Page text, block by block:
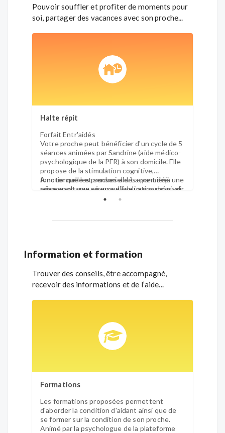
Pouvoir souffler et profiter de moments pour
soi, partager des vacances avec son proche...
Halte répit
Forfait Entr'aidés
Votre proche peut bénéficier d'un cycle de 5
séances animées par Sandrine (aide médico-
psychologique de la PFR) à son domicile. Elle
propose de la stimulation cognitive,
fonctionnelle et sensorielle. La première
séance est une séance d'évaluation pour voir
si cela est adapté à votre proche et s'il
A noter que les proches aidés ayant déjà une
prise en charge en accueil de jour ou hôpital
de jour ne peuvent bénéficier de cette
Information et formation
Trouver des conseils, être accompagné,
recevoir des informations et de l’aide...
Formations
Les formations proposées permettent
d'aborder la condition d'aidant ainsi que de
se former sur la condition de son proche.
Animé par la psychologue de la plateforme